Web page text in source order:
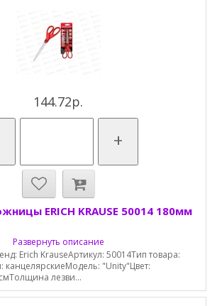
144.72р.
+
ERICH KRAUSE 50014 180мм
Развернуть описание
Erich KrauseАртикул: 50014Тип товара:
"Unity"Цвет:
лезви...